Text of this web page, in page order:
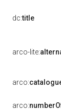
dc:title
arco-lite:
arco:
arco: